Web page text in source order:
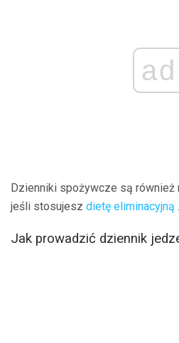
ad
Dzienniki spożywcze są również
jeśli stosujesz dietę eliminacyjną .
Jak prowadzić dziennik